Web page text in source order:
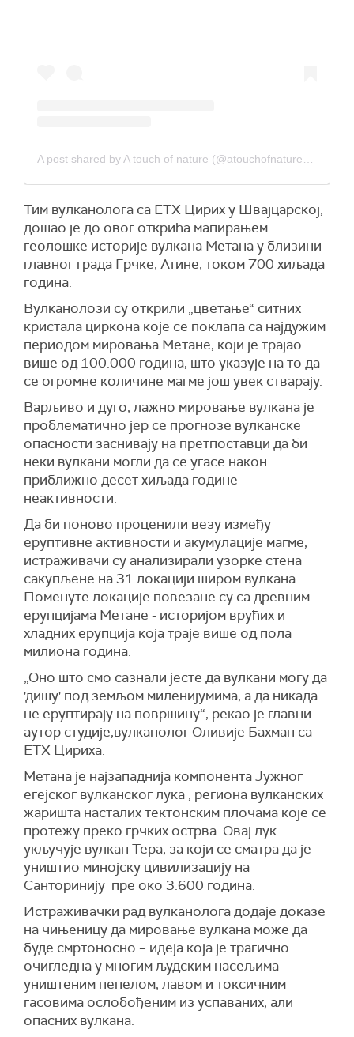
Тим вулканолога са ЕТХ Цирих у Швајцарској,
дошао је до овог открића мапирањем
геолошке историје вулкана Метана у близини
главног града Грчке, Атине, током 700 хиљада
година.
Вулканолози су открили „цветање“ ситних
кристала циркона које се поклапа са најдужим
периодом мировања Метане, који је трајао
више од 100.000 година, што указује на то да
се огромне количине магме још увек стварају.
Варљиво и дуго, лажно мировање вулкана је
проблематично јер се прогнозе вулканске
опасности заснивају на претпоставци да би
неки вулкани могли да се угасе након
приближно десет хиљада године
неактивности.
Да би поново проценили везу између
еруптивне активности и акумулације магме,
истраживачи су анализирали узорке стена
сакупљене на 31 локацији широм вулкана.
Поменуте локације повезане су са древним
ерупцијама Метане - историјом врућих и
хладних ерупција која траје више од пола
милиона година.
„Оно што смо сазнали јесте да вулкани могу да
'дишу' под земљом миленијумима, а да никада
не еруптирају на површину“, рекао је главни
аутор студије,вулканолог Оливије Бахман са
ЕТХ Цириха.
Метана је најзападнија компонента Јужног
егејског вулканског лука , региона вулканских
жаришта насталих тектонским плочама које се
протежу преко грчких острва. Овај лук
укључује вулкан Тера, за који се сматра да је
уништио минојску цивилизацију на
Санторинију пре око 3.600 година.
Истраживачки рад вулканолога додаје доказе
на чињеницу да мировање вулкана може да
буде смртоносно – идеја која је трагично
очигледна у многим људским насељима
уништеним пепелом, лавом и токсичним
гасовима ослобођеним из успаваних, али
опасних вулкана.